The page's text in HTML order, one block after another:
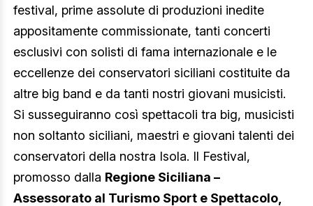
festival, prime assolute di produzioni inedite
appositamente commissionate, tanti concerti
esclusivi con solisti di fama internazionale e le
eccellenze dei conservatori siciliani costituite da
altre big band e da tanti nostri giovani musicisti.
Si susseguiranno così spettacoli tra big, musicisti
non soltanto siciliani, maestri e giovani talenti dei
conservatori della nostra Isola. Il Festival,
promosso dalla Regione Siciliana –
Assessorato al Turismo Sport e Spettacolo,